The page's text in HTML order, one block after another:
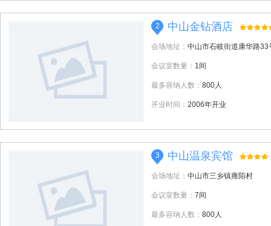
2 中山金钻酒店
会场地址： 中山市石岐街道康华路
会议室数量： 1间
最多容纳人数： 800人
开业时间： 2006年开业
3 中山温泉宾馆
会场地址： 中山市三乡镇雍陌村
会议室数量： 7间
最多容纳人数： 800人